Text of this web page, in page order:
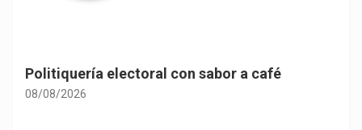
Politiquería electoral con sabor a café
08/08/2026